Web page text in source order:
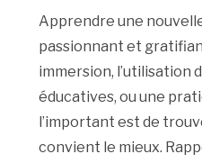
Apprendre une
passionnant et
immersion, l’utilisation
éducatives, ou une
l’important est de
convient le mieux.